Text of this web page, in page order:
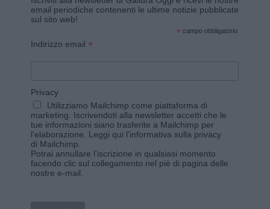
email periodiche contenenti le ultime notizie pubblicate
sul sito web!
* campo obbligatorio
Indirizzo email *
Privacy
Utilizziamo Mailchimp come piattaforma di
marketing. Iscrivendoti alla newsletter accetti che le
tue informazioni siano trasferite a Mailchimp per
l'elaborazione. Leggi qui l'informativa sulla privacy
di Mailchimp
Potrai annullare l'iscrizione in qualsiasi momento
facendo clic sul collegamento nel piè di pagina delle
nostre e-mail.